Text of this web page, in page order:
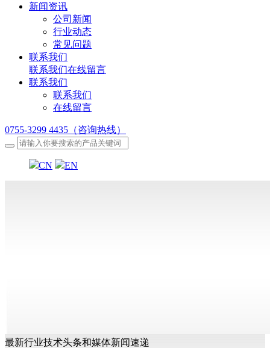
新闻资讯
公司新闻
行业动态
常见问题
联系我们
联系我们在线留言
联系我们
联系我们
在线留言
0755-3299 4435（咨询热线）
CN EN
最新行业技术头条和媒体新闻速递